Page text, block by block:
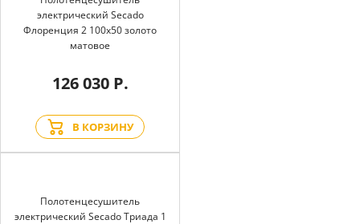
электрический Secado
Флоренция 2 100x50 золото
матовое
126 030 Р.
В КОРЗИНУ
Полотенцесушитель
электрический Secado Триада 1